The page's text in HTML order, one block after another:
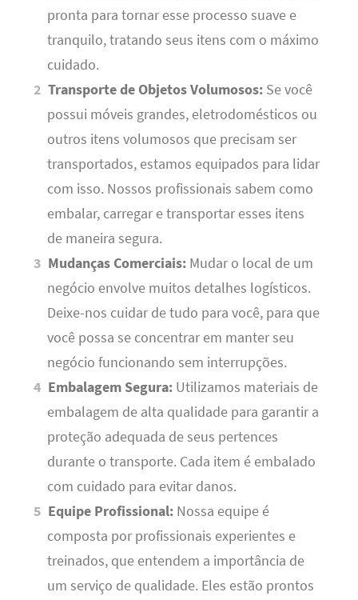
pronta para tornar esse processo suave e
tranquilo, tratando seus itens com o máximo
cuidado.
Transporte de Objetos Volumosos: Se você
possui móveis grandes, eletrodomésticos ou
outros itens volumosos que precisam ser
transportados, estamos equipados para lidar
com isso. Nossos profissionais sabem como
embalar, carregar e transportar esses itens
de maneira segura.
Mudanças Comerciais: Mudar o local de um
negócio envolve muitos detalhes logísticos.
Deixe-nos cuidar de tudo para você, para que
você possa se concentrar em manter seu
negócio funcionando sem interrupções.
Embalagem Segura: Utilizamos materiais de
embalagem de alta qualidade para garantir a
proteção adequada de seus pertences
durante o transporte. Cada item é embalado
com cuidado para evitar danos.
Equipe Profissional: Nossa equipe é
composta por profissionais experientes e
treinados, que entendem a importância de
um serviço de qualidade. Eles estão prontos